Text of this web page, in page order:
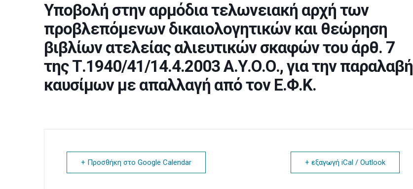
Υποβολή στην αρμόδια τελωνειακή αρχή των
προβλεπόμενων δικαιολογητικών και θεώρηση
βιβλίων ατελείας αλιευτικών σκαφών του άρθ. 7
της Τ.1940/41/14.4.2003 Α.Υ.Ο.Ο., για την παραλαβή
καυσίμων με απαλλαγή από τον Ε.Φ.Κ.
+ Προσθήκη στο Google Calendar + εξαγωγή iCal / Outlook